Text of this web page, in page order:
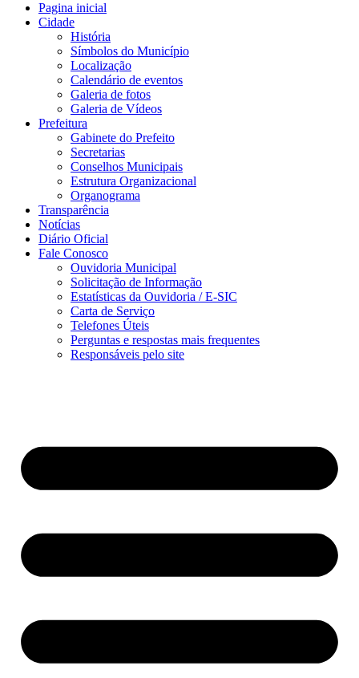
Pagina inicial
Cidade
História
Símbolos do Município
Localização
Calendário de eventos
Galeria de fotos
Galeria de Vídeos
Prefeitura
Gabinete do Prefeito
Secretarias
Conselhos Municipais
Estrutura Organizacional
Organograma
Transparência
Notícias
Diário Oficial
Fale Conosco
Ouvidoria Municipal
Solicitação de Informação
Estatísticas da Ouvidoria / E-SIC
Carta de Serviço
Telefones Úteis
Perguntas e respostas mais frequentes
Responsáveis pelo site